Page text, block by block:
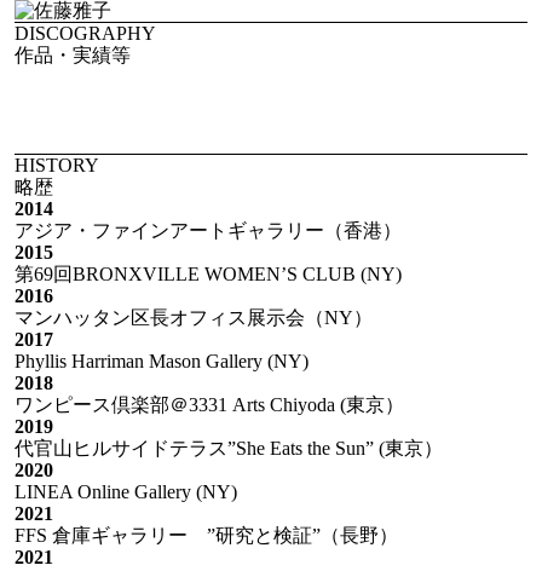
DISCOGRAPHY
作品・実績等
HISTORY
略歴
2014
アジア・ファインアートギャラリー（香港）
2015
第69回BRONXVILLE WOMEN’S CLUB (NY)
2016
マンハッタン区長オフィス展示会（NY）
2017
Phyllis Harriman Mason Gallery (NY)
2018
ワンピース倶楽部＠3331 Arts Chiyoda (東京）
2019
代官山ヒルサイドテラス”She Eats the Sun” (東京）
2020
LINEA Online Gallery (NY)
2021
FFS 倉庫ギャラリー ”研究と検証”（長野）
2021